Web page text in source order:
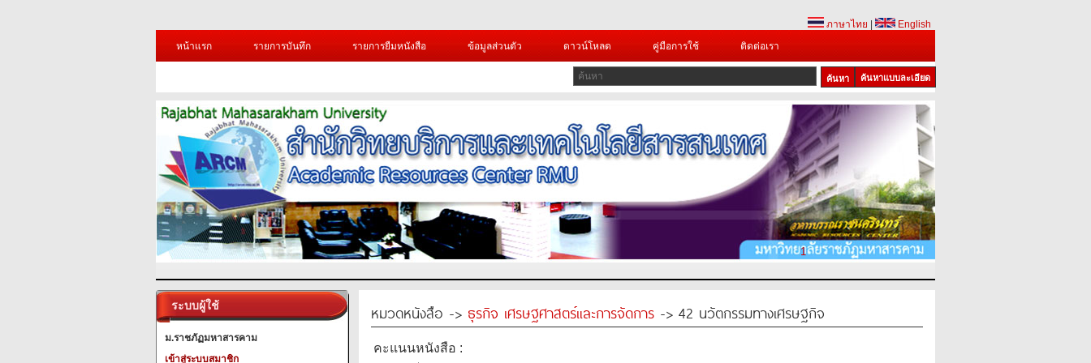
ภาษาไทย
English
หน้าแรก
รายการบันทึก รายการยืมหนังสือ ข้อมูลส่วนตัว ดาวน์โหลด คู่มือการใช้ ติดต่อเรา
ค้นหาแบบละเอียด
1
ระบบผู้ใช้
ม.ราชภัฏมหาสารคาม
เข้าสู่ระบบสมาชิก
หมวดหนังสือ -> ธุรกิจ เศรษฐศาสตร์และการจัดการ -> 42 นวัตกรรมทางเศรษฐกิจ
คะแนนหนังสือ :